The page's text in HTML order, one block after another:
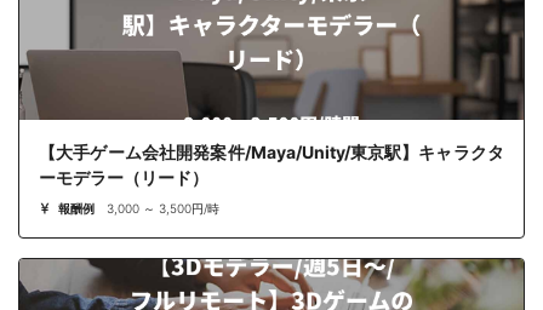
【大手ゲーム会社開発案件/Maya/Unity/東京駅】キャラクタ
ーモデラー（リード）
報酬例 3,000 ～ 3,500円/時